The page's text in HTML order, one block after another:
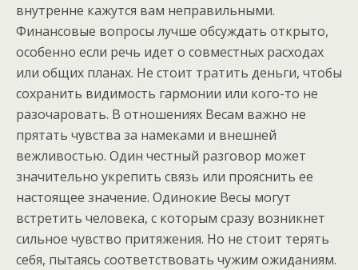
внутренне кажутся вам неправильными.
Финансовые вопросы лучше обсуждать открыто,
особенно если речь идет о совместных расходах
или общих планах. Не стоит тратить деньги, чтобы
сохранить видимость гармонии или кого-то не
разочаровать. В отношениях Весам важно не
прятать чувства за намеками и внешней
вежливостью. Один честный разговор может
значительно укрепить связь или прояснить ее
настоящее значение. Одинокие Весы могут
встретить человека, с которым сразу возникнет
сильное чувство притяжения. Но не стоит терять
себя, пытаясь соответствовать чужим ожиданиям.